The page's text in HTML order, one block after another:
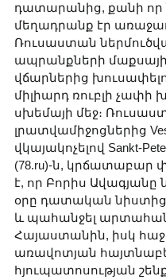
դատարանից, քանի որ
մեղադրանք էր
Ռուսաստան
ապրանքների
վճարներից
միլիարդ ռուբլի չափի
սխեմայի մեջ։
լրատվամիջոցներից
վկայակոչելով Sankt-
(78.ru)-ն, կրճատաբար
է, որ Բորիս Ավագյանը
օրը դատական
և պահանջել
Հայաստանին, իսկ
առավոտյան
հյուպատոսության